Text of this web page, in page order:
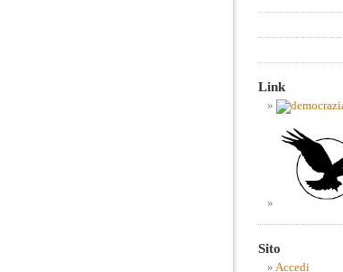
Link
Sito
Accedi